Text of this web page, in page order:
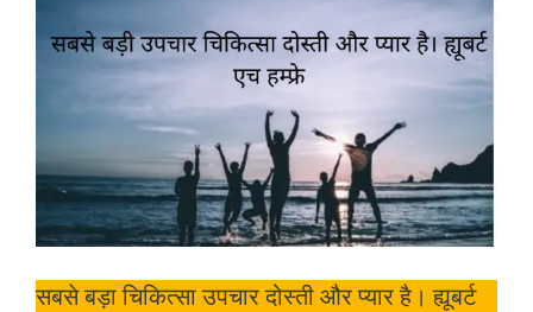
सबसे बड़ा चिकित्सा उपचार दोस्ती और प्यार है। ह्यूबर्ट